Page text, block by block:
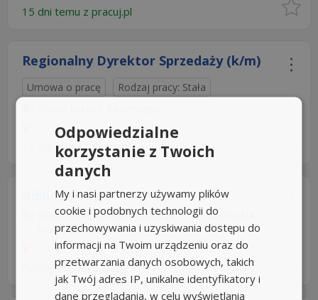
15 dni temu z pracuj.pl
Regionalny Dyrektor Sprzedaży (k/m)
Umowa o pracę Rodzaj pracy: Stała
Toruń
17 dni temu zpracuj.pl
Bibliotekarz
SZKOŁA PODSTAWOWA NR 7 IM. MIKOŁAJA
KOPERNIKA
Toruń
Aplikuj szybko z Nuzle
Odpowiedzialne
korzystanie z Twoich
danych
My i nasi partnerzy używamy plików
cookie i podobnych technologii do
przechowywania i uzyskiwania dostępu do
informacji na Twoim urządzeniu oraz do
przetwarzania danych osobowych, takich
jak Twój adres IP, unikalne identyfikatory i
dane przeglądania, w celu wyświetlania